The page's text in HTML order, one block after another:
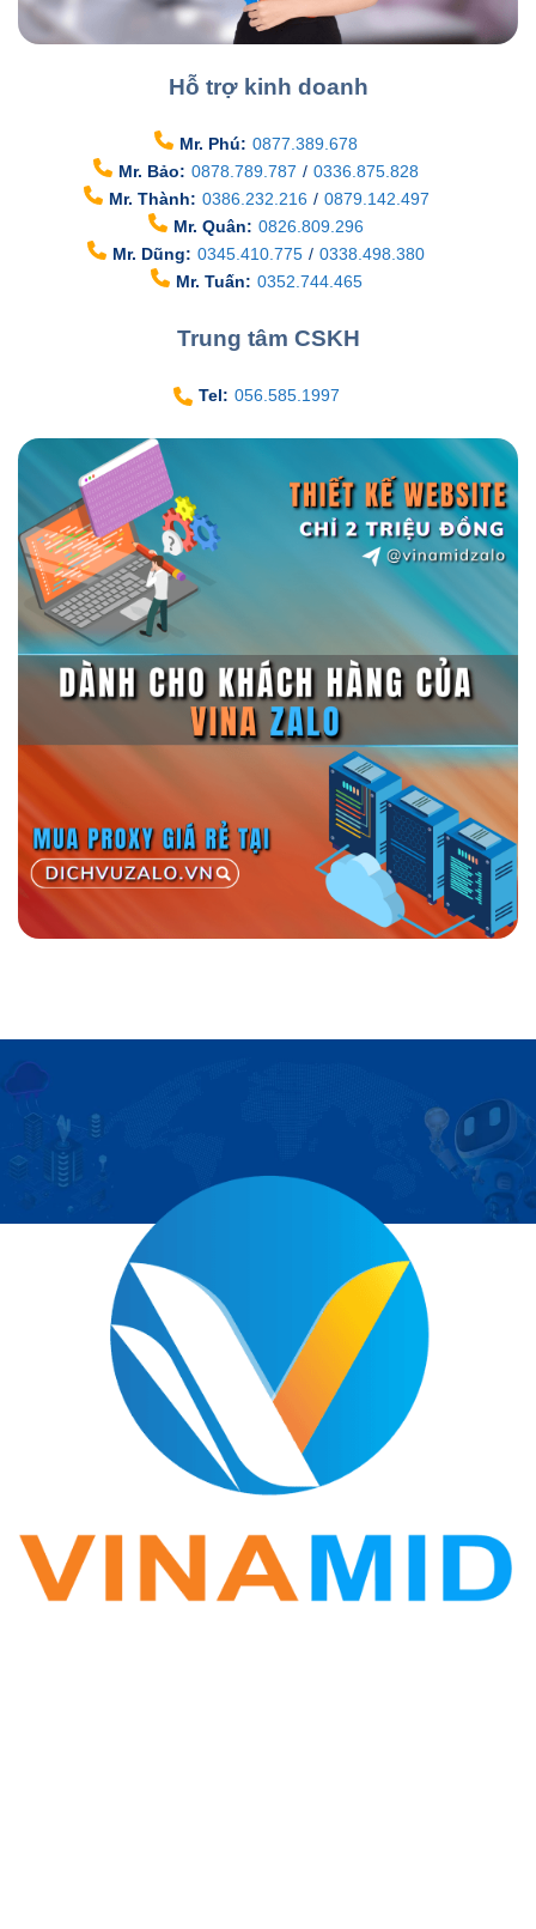
Hỗ trợ kinh doanh
Mr. Phú: 0877.389.678
Mr. Bảo: 0878.789.787 / 0336.875.828
Mr. Thành: 0386.232.216 / 0879.142.497
Mr. Quân: 0826.809.296
Mr. Dũng: 0345.410.775 / 0338.498.380
Mr. Tuấn: 0352.744.465
Trung tâm CSKH
Tel: 056.585.1997